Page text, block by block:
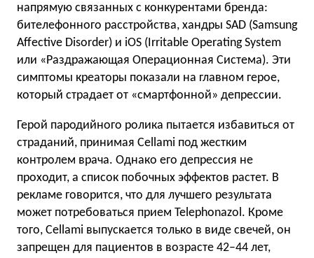
напрямую связанных с конкурентами бренда:
бителефонного расстройства, хандры SAD (Samsung
Affective Disorder) и iOS (Irritable Operating System
или «Раздражающая Операционная Система). Эти
симптомы креаторы показали на главном герое,
который страдает от «смартфонной» депрессии.
Герой пародийного ролика пытается избавиться от
страданий, принимая Cellami под жестким
контролем врача. Однако его депрессия не
проходит, а список побочных эффектов растет. В
рекламе говорится, что для лучшего результата
может потребоваться прием Telephonazol. Кроме
того, Cellami выпускается только в виде свечей, он
запрещен для пациентов в возрасте 42–44 лет,